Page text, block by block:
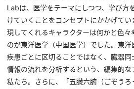
Labは、医学をテーマにしつつ、学び方
けていくことをコンセプトにかかげて
現してくれるキャラクターは何かと色々
のが東洋医学（中国医学）でした。東洋
疾患ごとに区切ることではなく、臓器
情報の流れを分析するという、編集的
私たち。さらに、「五臓六腑（ごぞう